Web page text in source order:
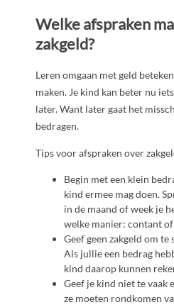
Welke afspraken
zakgeld?
Leren omgaan met geld
maken. Je kind kan beter nu
later. Want later gaat het
bedragen.
Tips voor afspraken over
Begin met een klein
kind ermee mag doen.
in de maand of week je
welke manier: contant
Geef geen zakgeld om
Als jullie een bedrag
kind daarop kunnen
Geef je kind niet te vaak
ze moeten rondkomen